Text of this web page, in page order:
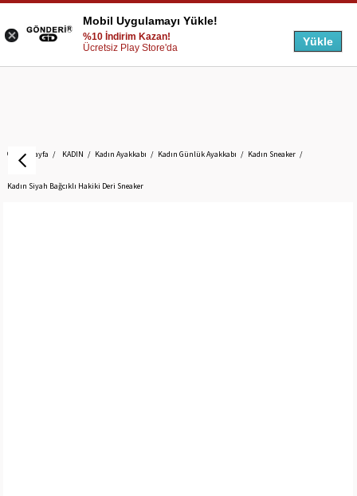
Anasayfa KADIN Kadın Ayakkabı Kadın Günlük Ayakkabı Kadın Sneaker
Kadın Siyah Bağcıklı Hakiki Deri Sneaker
Mobil Uygulamayı Yükle!
%10 İndirim Kazan!
Ücretsiz Play Store'da
Yükle